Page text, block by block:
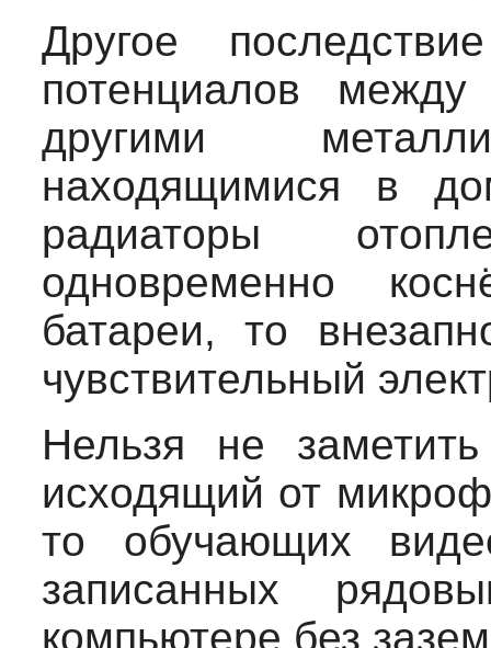
Другое
потенциалов
другими
находящимися в
радиаторы
одновременно
батареи, то
чувствительный
Нельзя не
исходящий от
то обучающих
записанных
компьютере без